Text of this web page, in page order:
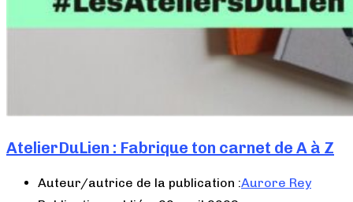
AtelierDuLien : Fabrique ton carnet de A à Z
Auteur/autrice de la publication :Aurore Rey